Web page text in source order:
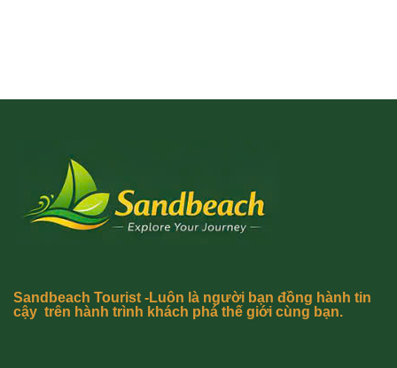
Sandbeach Tourist -Luôn là người bạn đồng hành tin
cậy trên hành trình khách phá thế giới cùng bạn.